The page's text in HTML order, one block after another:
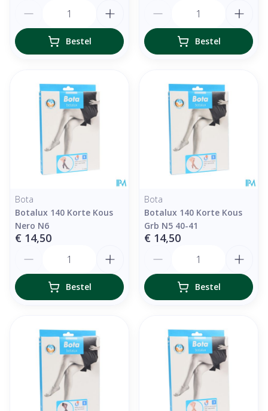
Bestel Bestel
Bota
Botalux 140 Korte Kous
Nero N6
€ 14,50
Bestel
Bota
Botalux 140 Korte Kous
Grb N5 40-41
€ 14,50
Bestel